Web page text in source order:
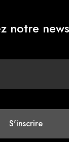
notre